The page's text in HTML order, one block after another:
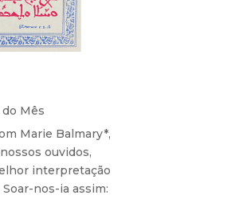
Mês
Marie Balmary*,
ouvidos,
interpretação
nos-ia assim: